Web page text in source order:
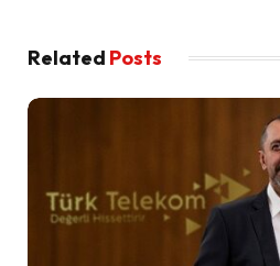
Related Posts